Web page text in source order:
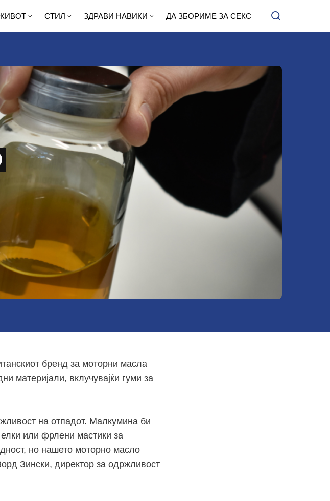
СТИЛ ЗДРАВИ НАВИКИ ДА ЗБОРИМЕ ЗА СЕКС
бренд за моторни масла
материјали, вклучувајќи гуми за
на отпадот. Малкумина би
или фрлени мастики за
но нашето моторно масло
Зински, директор за одржливост